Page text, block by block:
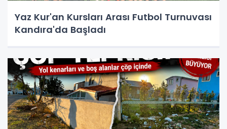
Yaz Kur'an Kursları Arası Futbol Turnuvası
Kandıra'da Başladı